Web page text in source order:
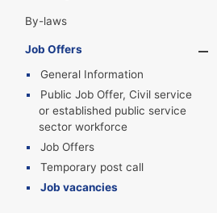
By-laws
Job Offers
General Information
Public Job Offer, Civil service
or established public service
sector workforce
Job Offers
Temporary post call
Job vacancies